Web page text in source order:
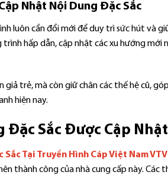
Nhật Nội Dung Đặc Sắc
luôn cần đổi mới để duy trì sức hút và
trình hấp dẫn, cập nhật các xu hướng
giả trẻ, mà còn giữ chân các thế hệ cũ,
hiện nay.
Đặc Sắc Được Cập
Tại Truyền Hình Cáp Việt Nam
thành công của nhà cung cấp này.